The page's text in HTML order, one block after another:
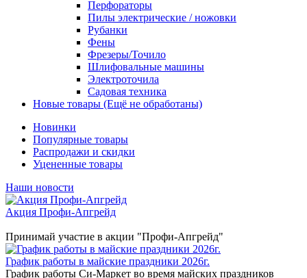
Перфораторы
Пилы электрические / ножовки
Рубанки
Фены
Фрезеры/Точило
Шлифовальные машины
Электроточила
Садовая техника
Новые товары (Ещё не обработаны)
Новинки
Популярные товары
Распродажи и скидки
Уцененные товары
Наши новости
Акция Профи-Апгрейд
Принимай участие в акции "Профи-Апгрейд"
График работы в майские праздники 2026г.
График работы Си-Маркет во время майских праздников